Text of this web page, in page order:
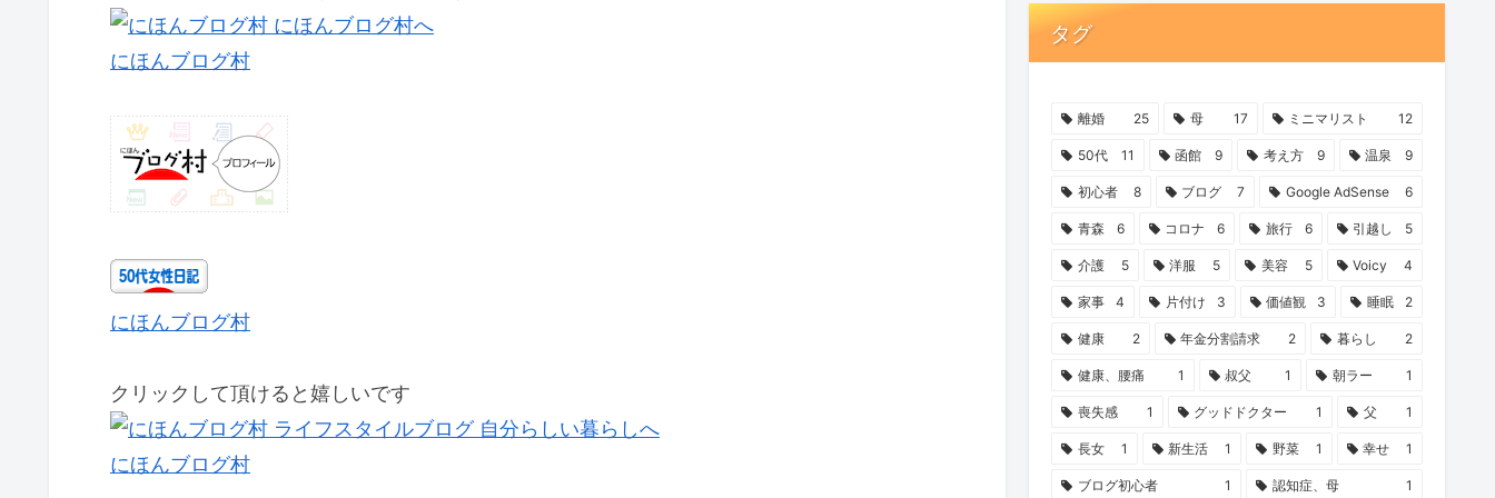
にほんブログ村
にほんブログ村
クリックして頂けると嬉しいです
にほんブログ村
タグ
離婚 25 母 17 ミニマリスト 12
50代 11 函館 9 考え方 9 温泉 9
初心者 8 ブログ 7 Google AdSense 6
青森 6 コロナ 6 旅行 6 引越し 5
介護 5 洋服 5 美容 5 Voicy 4
家事 4 片付け 3 価値観 3 睡眠 2
健康 2 年金分割請求 2 暮らし 2
健康、腰痛 1 叔父 1 朝ラー 1
喪失感 1 グッドドクター 1 父 1
長女 1 新生活 1 野菜 1 幸せ 1
ブログ初心者 1 認知症、母 1